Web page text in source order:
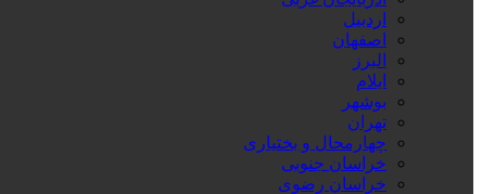
اردبیل
اصفهان
البرز
ایلام
بوشهر
تهران
چهارمحال و بختیاری
خراسان جنوبی
خراسان رضوی